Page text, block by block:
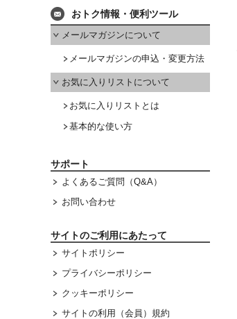
おトク情報・便利ツール
メールマガジンについて
メールマガジンの申込・変更方法
お気に入りリストについて
お気に入りリストとは
基本的な使い方
サポート
よくあるご質問（Q&A）
お問い合わせ
サイトのご利用にあたって
サイトポリシー
プライバシーポリシー
クッキーポリシー
サイトの利用（会員）規約